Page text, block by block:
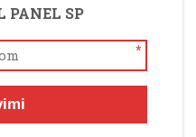
PANEL SP
*